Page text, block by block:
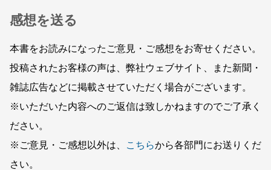
感想を送る
本書をお読みになったご意見・ご感想をお寄せください。
投稿されたお客様の声は、弊社ウェブサイト、また新聞・
雑誌広告などに掲載させていただく場合がございます。
※いただいた内容へのご返信は致しかねますのでご了承く
ださい。
※ご意見・ご感想以外は、
こちらから各部門にお送りくだ
さい。